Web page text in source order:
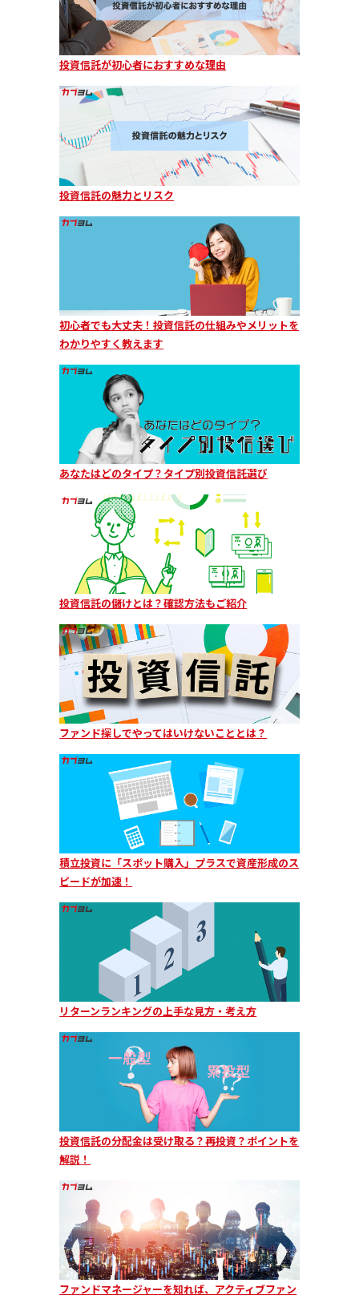
投資信託が初心者におすすめな理由
投資信託の魅力とリスク
初心者でも大丈夫！投資信託の仕組みやメリットを
わかりやすく教えます
あなたはどのタイプ？タイプ別投資信託選び
投資信託の儲けとは？確認方法もご紹介
ファンド探しでやってはいけないこととは？
積立投資に「スポット購入」プラスで資産形成のス
ピードが加速！
リターンランキングの上手な見方・考え方
投資信託の分配金は受け取る？再投資？ポイントを
解説！
ファンドマネージャーを知れば、アクティブファン